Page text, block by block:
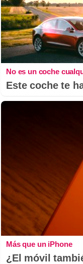
No es un coche
Este coche te
Más que un iPhone
¿El móvil